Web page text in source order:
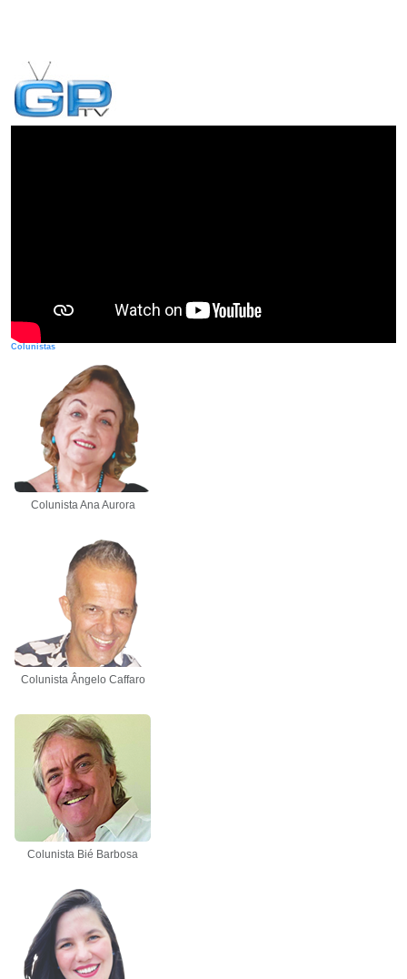
Colunistas
Colunista Ana Aurora
Colunista Ângelo Caffaro
Colunista Bié Barbosa